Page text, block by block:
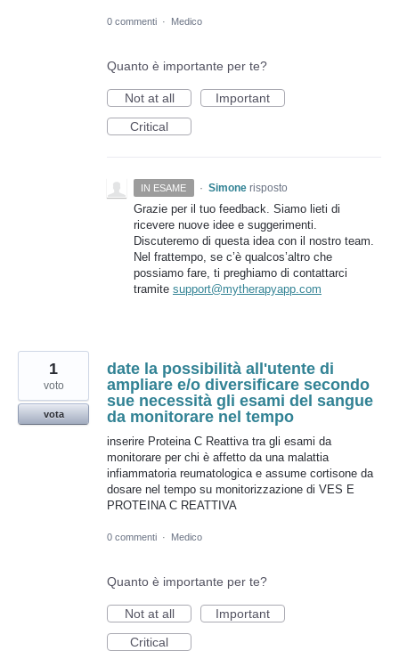
0 commenti · Medico
Quanto è importante per te?
Not at all
Important
Critical
IN ESAME · Simone risposto
Grazie per il tuo feedback. Siamo lieti di
ricevere nuove idee e suggerimenti.
Discuteremo di questa idea con il nostro team.
Nel frattempo, se c’è qualcos’altro che
possiamo fare, ti preghiamo di contattarci
tramite support@mytherapyapp.com
date la possibilità all'utente di
ampliare e/o diversificare secondo
sue necessità gli esami del sangue
da monitorare nel tempo
inserire Proteina C Reattiva tra gli esami da
monitorare per chi è affetto da una malattia
infiammatoria reumatologica e assume cortisone da
dosare nel tempo su monitorizzazione di VES E
PROTEINA C REATTIVA
1
voto
vota
0 commenti · Medico
Quanto è importante per te?
Not at all
Important
Critical